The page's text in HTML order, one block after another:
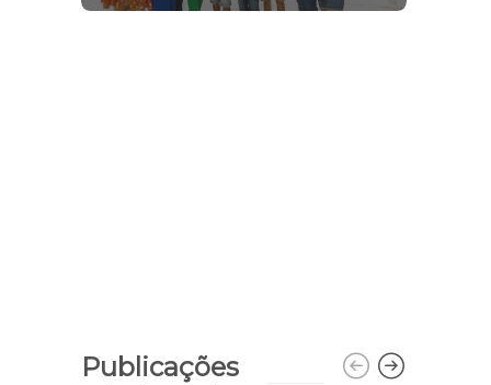
Publicações